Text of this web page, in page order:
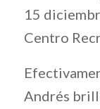
15
Centro
Andrés